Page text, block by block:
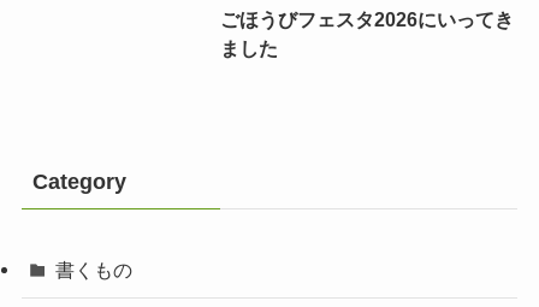
ごほうびフェスタ2026にいってき
ました
Category
書くもの